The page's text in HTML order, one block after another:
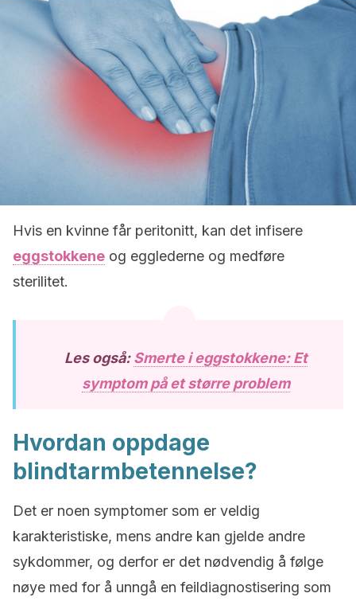
Hvis en kvinne får peritonitt, kan det infisere
eggstokkene og egglederne og medføre
sterilitet.
Les også:Smerte i eggstokkene: Et
symptom på et større problem
Hvordan oppdage
blindtarmbetennelse?
Det er noen symptomer som er veldig
karakteristiske, mens andre kan gjelde andre
sykdommer, og derfor er det nødvendig å følge
nøye med for å unngå en feildiagnostisering som